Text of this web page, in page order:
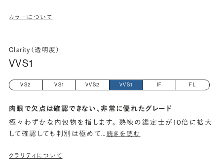
カラーについて
Clarity（透明度）
VVS1
VS2 VS1 VVS2 VVS1 IF FL
肉眼で欠点は確認できない、非常に優れたグレード
極々わずかな内包物を指します。 熟練の鑑定士が10倍に拡大
して確認しても判別は極めて…続きを読む
クラリティについて